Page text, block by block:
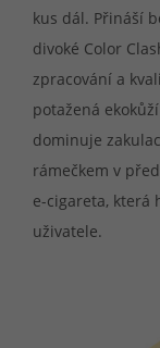
kus dál. Přináší
divoké Color
zpracování a
potažená
dominuje
rámečkem v
e-cigareta, která
uživatele.